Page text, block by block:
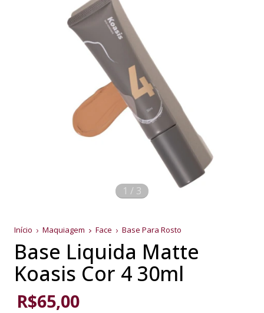
1 / 3
Início Maquiagem Face Base Para Rosto
Base Liquida Matte
Koasis Cor 4 30ml
R$65,00